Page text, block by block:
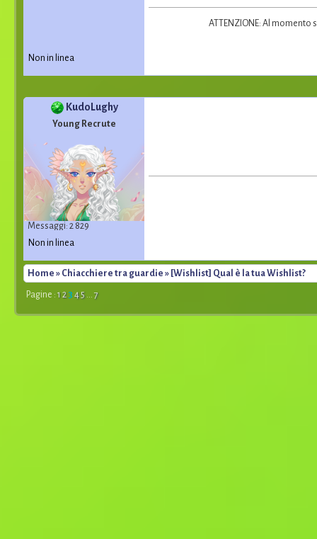
ATTENZIONE: Al
Non in linea
KudoLughy
Young Recrute
Messaggi: 2 829
Non in linea
Home » Chiacchiere tra guardie » [Wishlist] Qual è la tua Wishlist?
Pagine : 1 2 3 45 ... 7